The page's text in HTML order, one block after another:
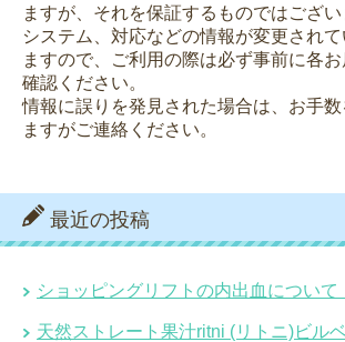
ますが、それを保証するものではござ
システム、対応などの情報が変更されて
ますので、ご利用の際は必ず事前に各
確認ください。
情報に誤りを発見された場合は、お手
ますがご連絡ください。
最近の投稿
ショッピングリフトの内出血について
天然ストレート果汁ritni (リトニ)ビル